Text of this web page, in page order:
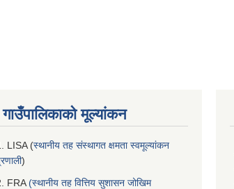
गाउँपालिकाको मूल्यांकन
LISA (स्थानीय तह संस्थागत क्षमता स्वमूल्यांकन
)
FRA (स्थानीय तह वित्तिय सुशासन जोखिम